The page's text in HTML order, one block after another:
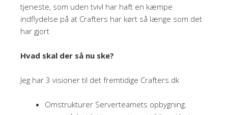
tjeneste, som uden tvivl har haft en kæmpe
indflydelse på at Crafters har kørt så længe som det
har gjort
Hvad skal der så nu ske?
Jeg har 3 visioner til det fremtidige Crafters.dk
Omstrukturer Serverteamets opbygning.